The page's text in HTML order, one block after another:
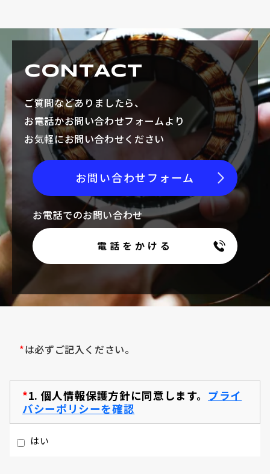
CONTACT
ご質問などありましたら、
お電話かお問い合わせフォームより
お気軽にお問い合わせください
お問い合わせフォーム
お電話でのお問い合わせ
電話をかける
*は必ずご記入ください。
*1. 個人情報保護方針に同意します。 プライ
バシーポリシーを確認
はい